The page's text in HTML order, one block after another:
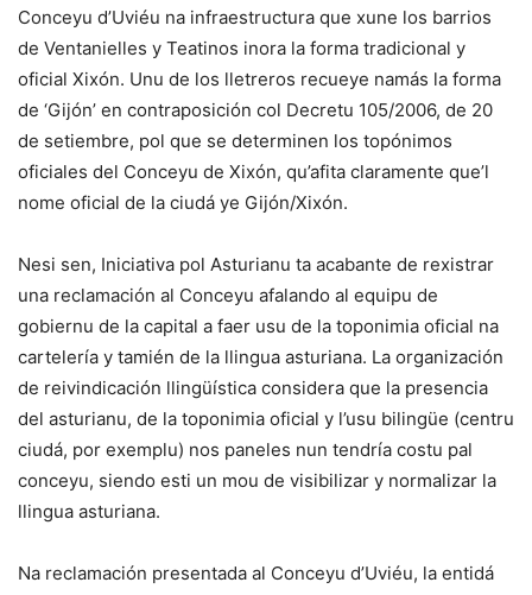
Conceyu d’Uviéu na infraestructura que xune los barrios
de Ventanielles y Teatinos inora la forma tradicional y
oficial Xixón. Unu de los lletreros recueye namás la forma
de ‘Gijón’ en contraposición col Decretu 105/2006, de 20
de setiembre, pol que se determinen los topónimos
oficiales del Conceyu de Xixón, qu’afita claramente que’l
nome oficial de la ciudá ye Gijón/Xixón.
Nesi sen, Iniciativa pol Asturianu ta acabante de rexistrar
una reclamación al Conceyu afalando al equipu de
gobiernu de la capital a faer usu de la toponimia oficial na
cartelería y tamién de la llingua asturiana. La organización
de reivindicación llingüística considera que la presencia
del asturianu, de la toponimia oficial y l’usu bilingüe (centru
ciudá, por exemplu) nos paneles nun tendría costu pal
conceyu, siendo esti un mou de visibilizar y normalizar la
llingua asturiana.
Na reclamación presentada al Conceyu d’Uviéu, la entidá